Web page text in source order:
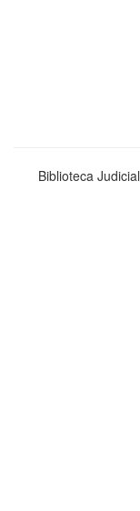
Biblioteca Judicial